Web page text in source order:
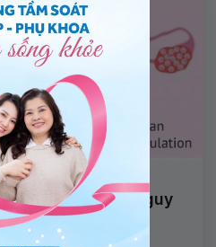
buồng trứng có nguy